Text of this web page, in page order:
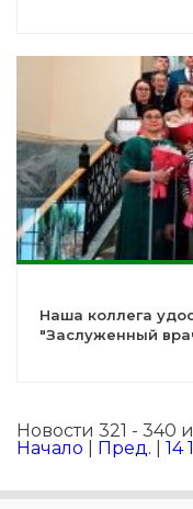
Наша коллега
"Заслуженный
Новости 321 - 340
Начало
Пред. 14